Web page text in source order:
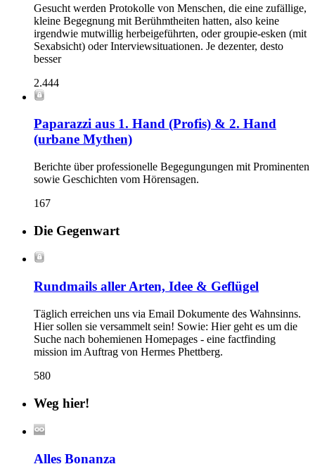
Gesucht werden Protokolle von Menschen, die eine zufällige,
kleine Begegnung mit Berühmtheiten hatten, also keine
irgendwie mutwillig herbeigeführten, oder groupie-esken (mit
Sexabsicht) oder Interviewsituationen. Je dezenter, desto
besser
2.444
Paparazzi aus 1. Hand (Profis) & 2. Hand
(urbane Mythen)
Berichte über professionelle Begegungungen mit Prominenten
sowie Geschichten vom Hörensagen.
167
Die Gegenwart
Rundmails aller Arten, Idee & Geflügel
Täglich erreichen uns via Email Dokumente des Wahnsinns.
Hier sollen sie versammelt sein! Sowie: Hier geht es um die
Suche nach bohemienen Homepages - eine factfinding
mission im Auftrag von Hermes Phettberg.
580
Weg hier!
Alles Bonanza